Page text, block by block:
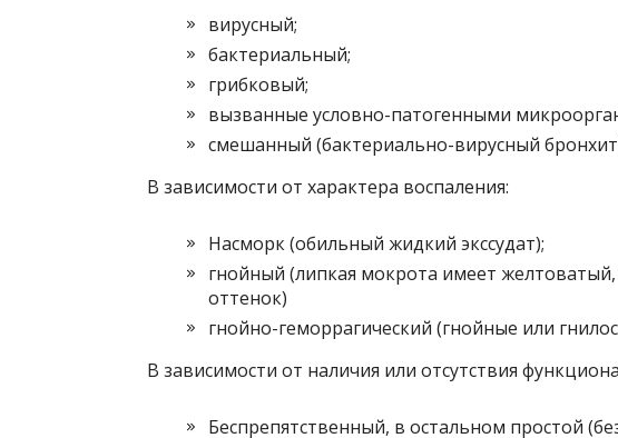
вирусный;
бактериальный;
грибковый;
вызванные условно-патогенными
смешанный (бактериально-вирусный
В зависимости от характера воспаления:
Насморк (обильный жидкий экссудат);
гнойный (липкая мокрота имеет
оттенок)
гнойно-геморрагический (гнойные или
В зависимости от наличия или отсутствия
Беспрепятственный, в остальном простой